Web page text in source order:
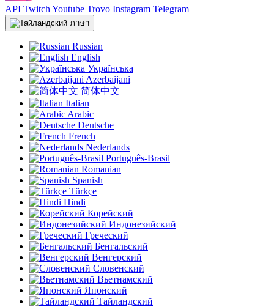
API Twitch Youtube Trovo Instagram Telegram
ภาษา
Russian
English
Українська
Azerbaijani
简体中文
Italian
Arabic
Deutsche
French
Nederlands
Português-Brasil
Romanian
Spanish
Türkçe
Hindi
Корейский
Индонезийский
Греческий
Бенгальский
Венгерский
Словенский
Вьетнамский
Японский
Тайландский